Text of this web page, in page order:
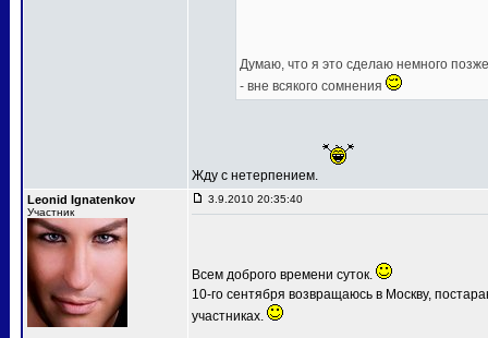
Думаю, что я это сделаю немного
- вне всякого сомнения
Жду с нетерпением.
Leonid Ignatenkov
Участник
3.9.2010 20:35:40
Всем доброго времени суток.
10-го сентября возвращаюсь в Москву,
участниках.